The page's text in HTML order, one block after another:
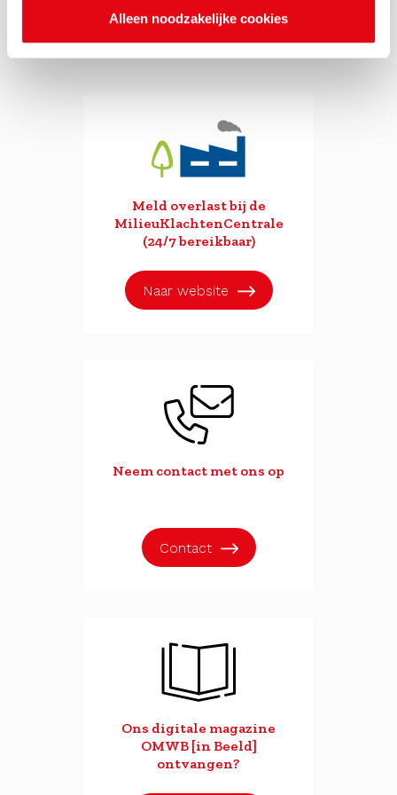
Alleen noodzakelijke cookies
en duurzame leefomgeving
Meld overlast bij de
MilieuKlachtenCentrale
(24/7 bereikbaar)
Naar website
Neem contact met ons op
Contact
Ons digitale magazine
OMWB [in Beeld]
ontvangen?